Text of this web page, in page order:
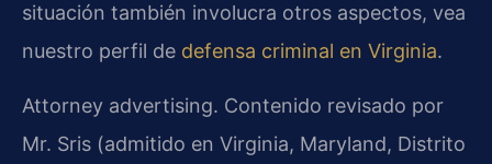
situación también involucra otros aspectos, vea
nuestro perfil de defensa criminal en Virginia.
Attorney advertising. Contenido revisado por
Mr. Sris (admitido en Virginia, Maryland, Distrito